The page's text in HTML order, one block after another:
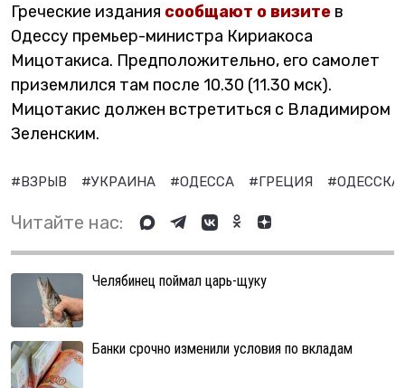
Греческие издания сообщают о визите в
Одессу премьер-министра Кириакоса
Мицотакиса. Предположительно, его самолет
приземлился там после 10.30 (11.30 мск).
Мицотакис должен встретиться с Владимиром
Зеленским.
#ВЗРЫВ #УКРАИНА #ОДЕССА #ГРЕЦИЯ
Читайте нас:
Челябинец поймал царь-щуку
Банки срочно изменили условия по вкладам